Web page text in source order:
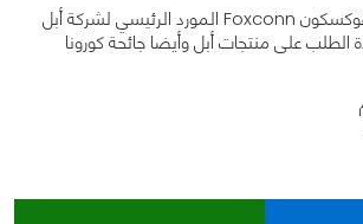
ارتفعت عائدات شركة فوكسكون Foxconn المورد الرئيسي لشركة أبل
الطلب على منتجات أبل وأيضا جائحة كورونا